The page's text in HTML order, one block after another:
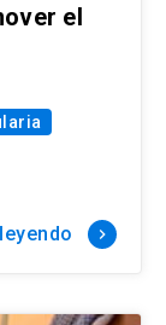
el
keyboard_arrow_right